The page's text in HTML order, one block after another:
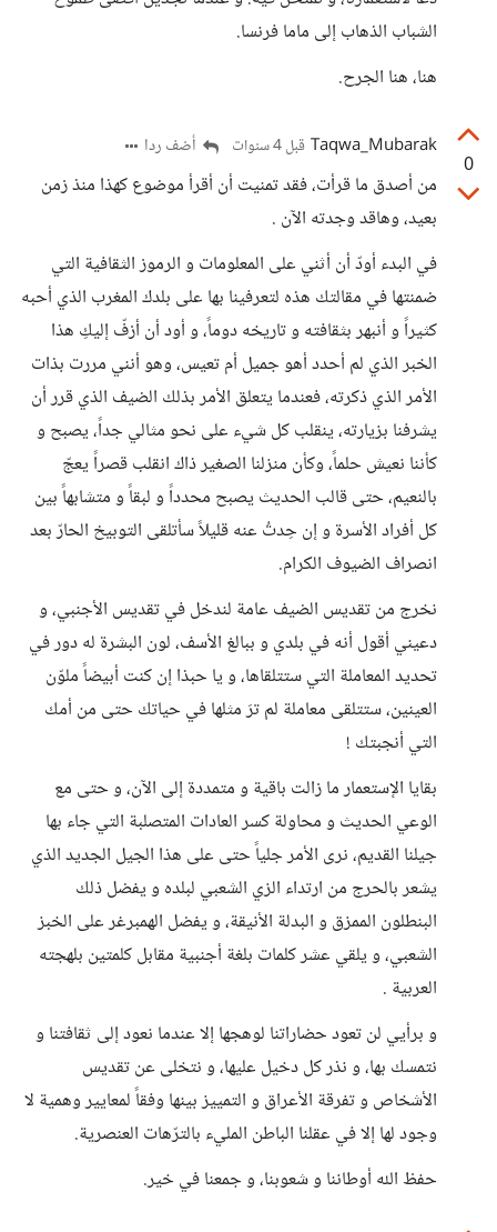
الشباب الذهاب إلى ماما فرنسا.
هنا، هنا الجرح.
0
Taqwa_Mubarak قبل 4 سنوات أضف ردا
من أصدق ما قرأت، فقد تمنيت أن أقرأ موضوع كهذا منذ زمن
بعيد، وهاقد وجدته الآن .
في البدء أودّ أن أثني على المعلومات و الرموز الثقافية التي
ضمنتها في مقالتك هذه لتعرفينا بها على بلدك المغرب الذي أحبه
كثيراً و أنبهر بثقافته و تاريخه دوماً، و أود أن أزفّ إليكِ هذا
الخبر الذي لم أحدد أهو جميل أم تعيس، وهو أنني مررت بذات
الأمر الذي ذكرته، فعندما يتعلق الأمر بذلك الضيف الذي قرر أن
يشرفنا بزيارته، ينقلب كل شيء على نحو مثالي جداً، يصبح و
كأننا نعيش حلماً، وكأن منزلنا الصغير ذاك انقلب قصراً يعجّ
بالنعيم، حتى قالب الحديث يصبح محدداً و لبقاً و متشابهاً بين
كل أفراد الأسرة و إن حِدتُ عنه قليلاً سأتلقى التوبيخ الحارّ بعد
انصراف الضيوف الكرام.
نخرج من تقديس الضيف عامة لندخل في تقديس الأجنبي، و
دعيني أقول أنه في بلدي و ببالغ الأسف، لون البشرة له دور في
تحديد المعاملة التي ستتلقاها، و يا حبذا إن كنت أبيضاً ملوّن
العينين، ستتلقى معاملة لم ترَ مثلها في حياتك حتى من أمك
التي أنجبتك !
بقايا الإستعمار ما زالت باقية و متمددة إلى الآن، و حتى مع
الوعي الحديث و محاولة كسر العادات المتصلبة التي جاء بها
جيلنا القديم، نرى الأمر جلياً حتى على هذا الجيل الجديد الذي
يشعر بالحرج من ارتداء الزي الشعبي لبلده و يفضل ذلك
البنطلون الممزق و البدلة الأنيقة، و يفضل الهمبرغر على الخبز
الشعبي، و يلقي عشر كلمات بلغة أجنبية مقابل كلمتين بلهجته
العربية .
و برأيي لن تعود حضاراتنا لوهجها إلا عندما نعود إلى ثقافتنا و
نتمسك بها، و نذر كل دخيل عليها، و نتخلى عن تقديس
الأشخاص و تفرقة الأعراق و التمييز بينها وفقاً لمعايير وهمية لا
وجود لها إلا في عقلنا الباطن المليء بالترّهات العنصرية.
حفظ الله أوطاننا و شعوبنا، و جمعنا في خير.